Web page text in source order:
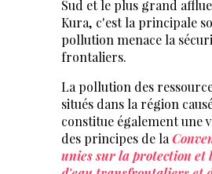
Sud et le plus grand
Kura, c'est la principale
pollution menace la
frontaliers.
La pollution des
situés dans la région
constitue également une
des principes de la
unies sur la protection et